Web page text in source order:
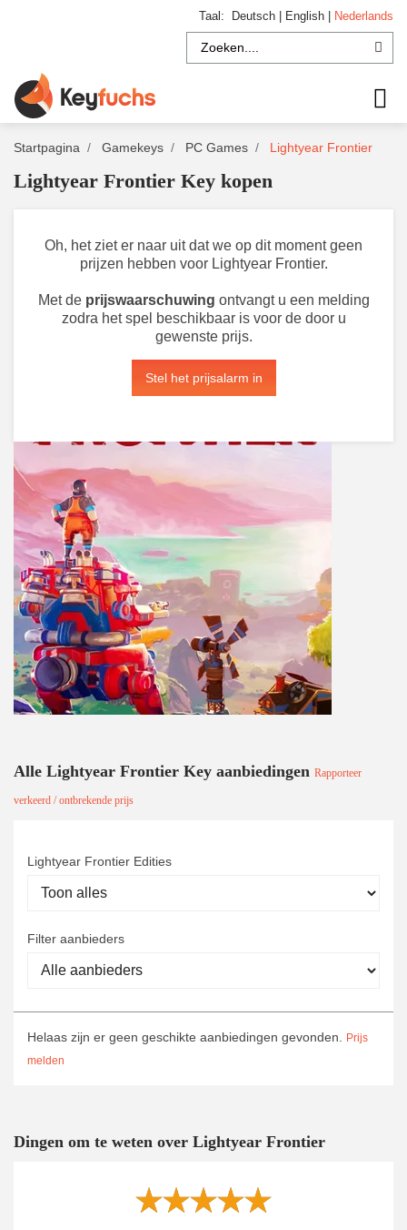
Taal: Deutsch English Nederlands
Startpagina Gamekeys PC Games Lightyear Frontier
Lightyear Frontier Key kopen
Oh, het ziet er naar uit dat we op dit moment geen
prijzen hebben voor Lightyear Frontier.
Met de prijswaarschuwing ontvangt u een melding
zodra het spel beschikbaar is voor de door u
gewenste prijs.
Stel het prijsalarm in
Alle Lightyear Frontier Key aanbiedingen Rapporteer
verkeerd / ontbrekende prijs
Lightyear Frontier Edities
Filter aanbieders
Helaas zijn er geen geschikte aanbiedingen gevonden.
Prijs
melden
Dingen om te weten over Lightyear Frontier